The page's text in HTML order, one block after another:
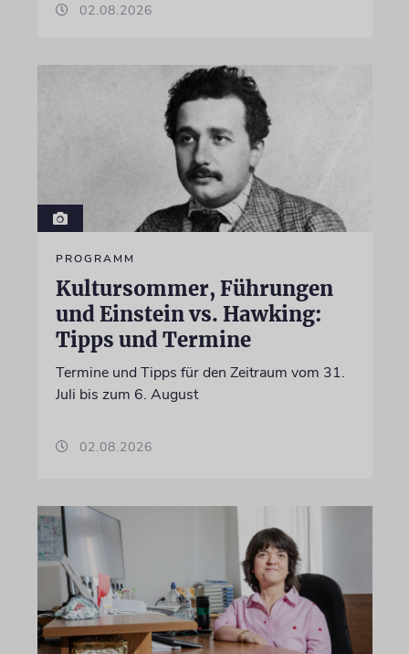
02.08.2026
PROGRAMM
Kultursommer, Führungen
und Einstein vs. Hawking:
Tipps und Termine
Termine und Tipps für den Zeitraum vom 31.
Juli bis zum 6. August
02.08.2026